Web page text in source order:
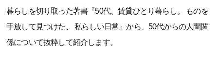
暮らしを切り取った著書『50代、賃貸ひとり暮らし。 ものを
手放して見つけた、 私らしい日常』から、50代からの人間関
係について抜粋して紹介します。